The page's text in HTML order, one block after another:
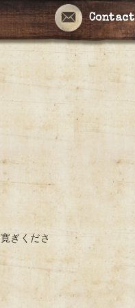
Contact
ぎくださ